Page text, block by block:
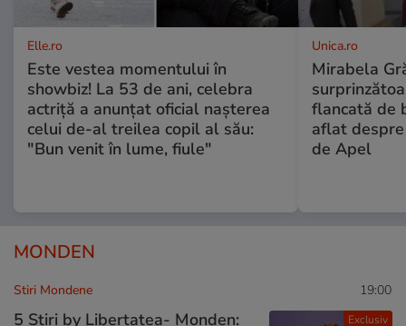
Elle.ro
Este vestea momentului în
showbiz! La 53 de ani, celebra
actriță a anunțat oficial nașterea
celui de-al treilea copil al său:
"Bun venit în lume, fiule"
Unica.ro
Mirabela
flancată de
aflat
de Apel
MONDEN
Exclusiv
Stiri Mondene 19:00
5 Știri by Libertatea- Monden: